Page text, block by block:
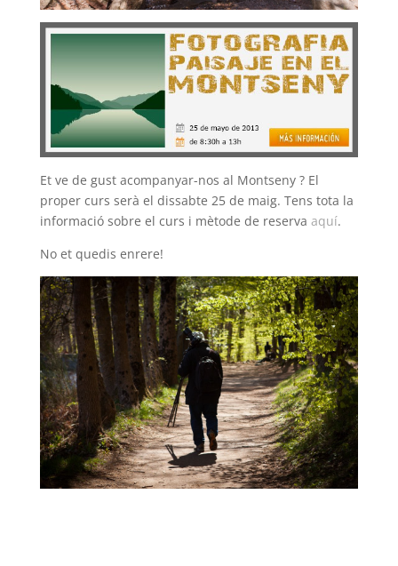
Et ve de gust acompanyar-nos al Montseny ? El
proper curs serà el dissabte 25 de maig. Tens tota la
informació sobre el curs i mètode de reserva aquí.
No et quedis enrere!